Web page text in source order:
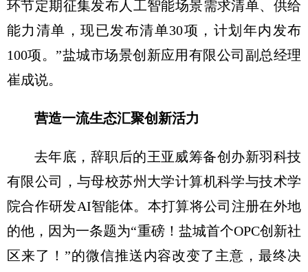
环节定期征集发布人工智能场景需求清单、供给
能力清单，现已发布清单30项，计划年内发布
100项。”盐城市场景创新应用有限公司副总经理
崔成说。
营造一流生态汇聚创新活力
去年底，辞职后的王亚威筹备创办新羽科技
有限公司，与母校苏州大学计算机科学与技术学
院合作研发AI智能体。本打算将公司注册在外地
的他，因为一条题为“重磅！盐城首个OPC创新社
区来了！”的微信推送内容改变了主意，最终决